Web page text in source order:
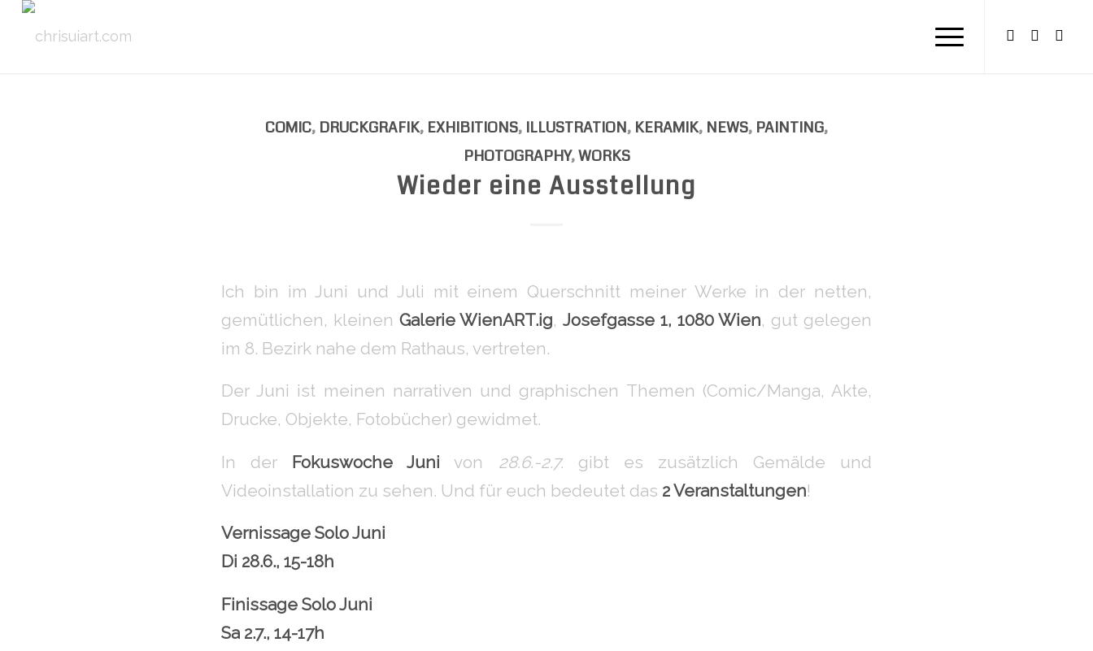
COMIC, DRUCKGRAFIK, EXHIBITIONS, ILLUSTRATION, KERAMIK, NEWS, PAINTING,
PHOTOGRAPHY,WORKS
Wieder eine Ausstellung
Ich bin im Juni und Juli mit einem Querschnitt meiner Werke in der netten,
gemütlichen, kleinen Galerie WienART.ig,Josefgasse 1, 1080 Wien, gut gelegen
im 8. Bezirk nahe dem Rathaus, vertreten.
Der Juni ist meinen narrativen und graphischen Themen (Comic/Manga, Akte,
Drucke, Objekte, Fotobücher) gewidmet.
In der Fokuswoche Juni von 28.6.-2.7.gibt es zusätzlich Gemälde und
Videoinstallation zu sehen. Und für euch bedeutet das 2 Veranstaltungen!
Vernissage Solo Juni
Di 28.6., 15-18h
Finissage Solo Juni
Sa 2.7., 14-17h